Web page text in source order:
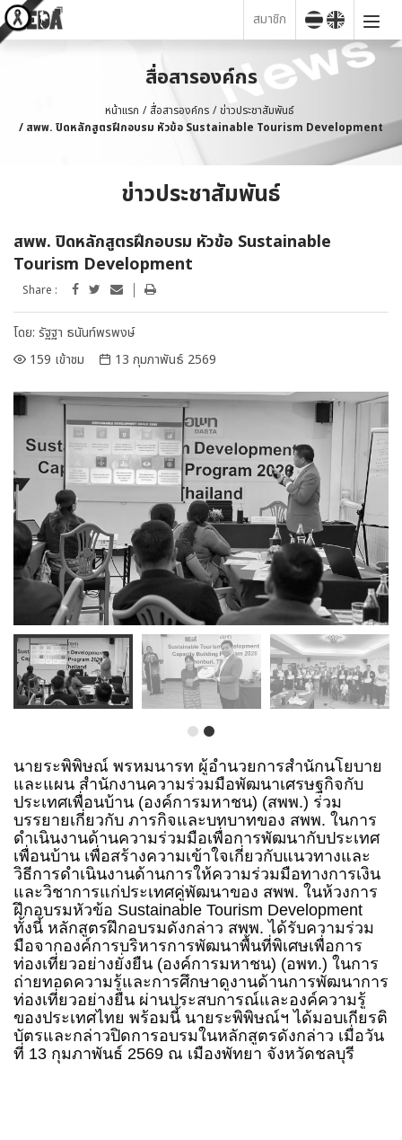
สมาชิก
สื่อสารองค์กร
หน้าแรก สื่อสารองค์กร
ข่าวประชาสัมพันธ์
สพพ. ปิดหลักสูตรฝึกอบรม หัวข้อ Sustainable Tourism Development
ข่าวประชาสัมพันธ์
สพพ. ปิดหลักสูตรฝึกอบรม หัวข้อ Sustainable
Tourism Development
Share :
โดย: รัฐฐา ธนันท์พรพงษ์
159 เข้าชม
13 กุมภาพันธ์ 2569
นายระพิพิษณ์ พรหมนารท ผู้อำนวยการสำนักนโยบาย
และแผน สำนักงานความร่วมมือพัฒนาเศรษฐกิจกับ
ประเทศเพื่อนบ้าน (องค์การมหาชน) (สพพ.) ร่วม
บรรยายเกี่ยวกับ ภารกิจและบทบาทของ สพพ. ในการ
ดำเนินงานด้านความร่วมมือเพื่อการพัฒนากับประเทศ
เพื่อนบ้าน เพื่อสร้างความเข้าใจเกี่ยวกับแนวทางและ
วิธีการดำเนินงานด้านการให้ความร่วมมือทางการเงิน
และวิชาการแก่ประเทศคู่พัฒนาของ สพพ. ในห้วงการ
ฝึกอบรมหัวข้อ Sustainable Tourism Development
ทั้งนี้ หลักสูตรฝึกอบรมดังกล่าว สพพ. ได้รับความร่วม
มือจากองค์การบริหารการพัฒนาพื้นที่พิเศษเพื่อการ
ท่องเที่ยวอย่างยั่งยืน (องค์การมหาชน) (อพท.) ในการ
ถ่ายทอดความรู้และการศึกษาดูงานด้านการพัฒนาการ
ท่องเที่ยวอย่างยืน ผ่านประสบการณ์และองค์ความรู้
ของประเทศไทย พร้อมนี้ นายระพิพิษณ์ฯ ได้มอบเกียรติ
บัตรและกล่าวปิดการอบรมในหลักสูตรดังกล่าว เมื่อวัน
ที่ 13 กุมภาพันธ์ 2569 ณ เมืองพัทยา จังหวัดชลบุรี